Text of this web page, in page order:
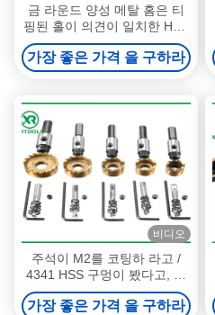
금 라운드 양성 메탈 홈은 티
핑된 홀이 의견이 일치한 HSS
M42 카바이드가 구축되었는
지 봤습니다
가장 좋은 가격 을 구하라
비디오
주석이 M2를 코팅하 라고 /
4341 HSS 구멍이 봤다고, 완
전히 지상 코어드릴 비트 구멍
은 커터를 봤습니다
가장 좋은 가격 을 구하라